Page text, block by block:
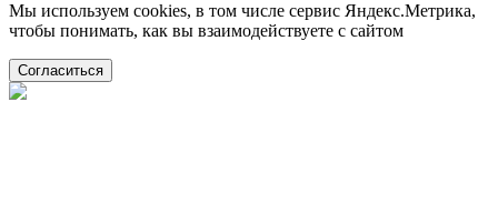
Мы используем cookies, в том числе сервис Яндекс.Метрика,
чтобы понимать, как вы взаимодействуете с сайтом
Согласиться